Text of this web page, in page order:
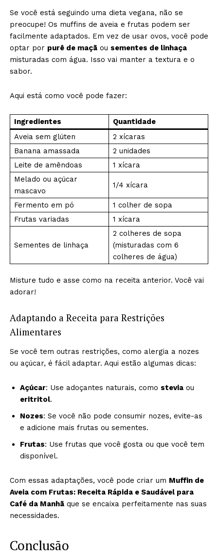
Se você está seguindo uma dieta vegana, não se
preocupe! Os muffins de aveia e frutas podem ser
facilmente adaptados. Em vez de usar ovos, você pode
optar por purê de maçã ou sementes de linhaça
misturadas com água. Isso vai manter a textura e o
sabor.
Aqui está como você pode fazer:
Ingredientes
Quantidade
Aveia sem glúten
2 xícaras
Banana amassada
2 unidades
Leite de amêndoas
1 xícara
Melado ou açúcar
mascavo
1/4 xícara
Fermento em pó
1 colher de sopa
Frutas variadas
1 xícara
Sementes de linhaça
2 colheres de sopa
(misturadas com 6
colheres de água)
Misture tudo e asse como na receita anterior. Você vai
adorar!
Adaptando a Receita para Restrições
Alimentares
Se você tem outras restrições, como alergia a nozes
ou açúcar, é fácil adaptar. Aqui estão algumas dicas:
Açúcar: Use adoçantes naturais, como stevia ou
eritritol.
Nozes: Se você não pode consumir nozes, evite-as
e adicione mais frutas ou sementes.
Frutas: Use frutas que você gosta ou que você tem
disponível.
Com essas adaptações, você pode criar um Muffin de
Aveia com Frutas: Receita Rápida e Saudável para
Café da Manhã que se encaixa perfeitamente nas suas
necessidades.
Conclusão